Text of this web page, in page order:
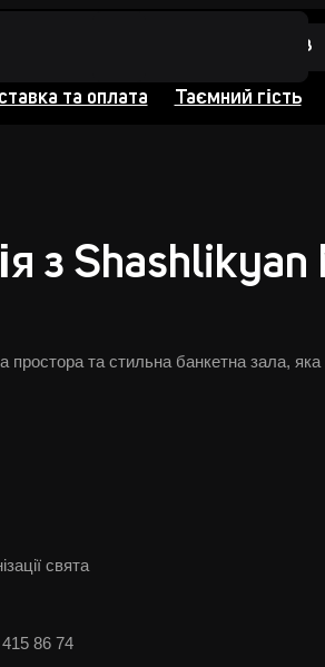
+380 44 384 0988
та оплата Таємний гість
з Shashlikyan
та стильна банкетна зала,
свята
86 74